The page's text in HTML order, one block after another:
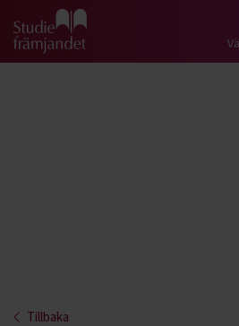
Gå till studiefrämjandets startsida
Tillbaka